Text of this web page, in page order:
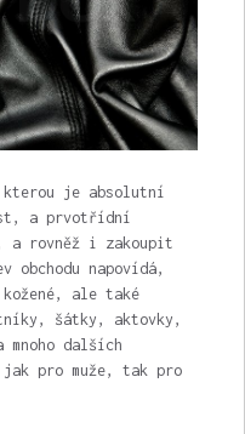
kterou je absolutní
a prvotřídní
a rovněž i zakoupit
obchodu napovídá,
, ale také
šátky, aktovky,
dalších
pro muže, tak pro